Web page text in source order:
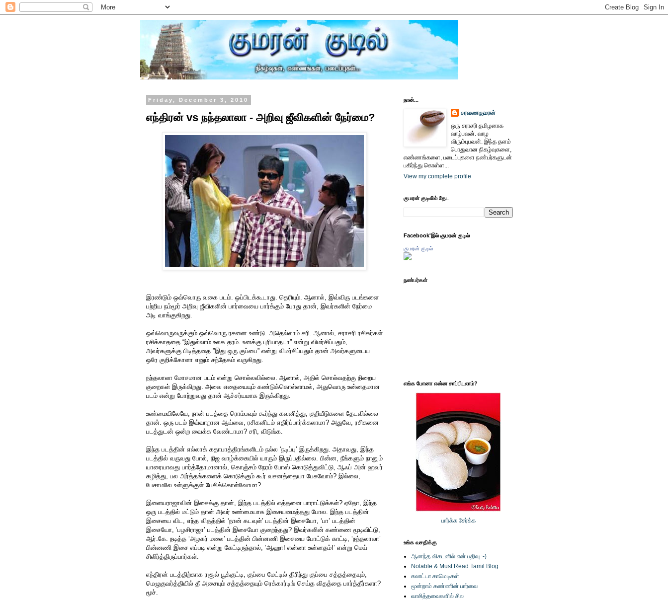
Friday, December 3, 2010
எந்திரன் vs நந்தலாலா - அறிவு ஜீவிகளின் நேர்மை?
இரண்டும் ஒவ்வொரு வகை படம். ஒப்பிடக்கூடாது. தெரியும். ஆனால், இவ்விரு படங்களை
பற்றிய நம்மூர் அறிவு ஜீவிகளின் பார்வையை பார்க்கும் போது தான், இவர்களின் நேர்மை
அடி வாங்குகிறது.
ஒவ்வொருவருக்கும் ஒவ்வொரு ரசனை உண்டு. அதெல்லாம் சரி. ஆனால், சராசரி ரசிகர்கள்
ரசிக்காததை “இதுல்லாம் உலக தரம். உனக்கு புரியாதடா” என்று விமர்சிப்பதும்,
அவர்களுக்கு பிடித்ததை ”இது ஒரு குப்பை” என்று விமர்சிப்பதும் தான் அவர்களுடைய
ஒரே குறிக்கோளா எனும் சந்தேகம் வருகிறது.
நந்தலாலா மோசமான படம் என்று சொல்லவில்லை. ஆனால், அதில் சொல்வதற்கு நிறைய
குறைகள் இருக்கிறது. அவை எதையையும் கண்டுக்கொள்ளாமல், அதுவொரு உன்னதமான
படம் என்று போற்றுவது தான் ஆச்சர்யமாக இருக்கிறது.
உண்மையிலேயே, நான் படத்தை ரொம்பவும் கூர்ந்து கவனித்து, குறியீடுகளை தேடவில்லை
தான். ஒரு படம் இவ்வாறான ஆய்வை, ரசிகனிடம் எதிர்ப்பார்க்கலாமா? அதுவே, ரசிகனை
படத்துடன் ஒன்ற வைக்க வேண்டாமா? சரி, விடுங்க.
இந்த படத்தின் எல்லாக் கதாபாத்திரங்களிடம் நல்ல ‘நடிப்பு’ இருக்கிறது. அதாவது, இந்த
படத்தில் வருவது போல், நிஜ வாழ்க்கையில் யாரும் இருப்பதில்லை. பின்ன, நீங்களும் நானும்
யாரையாவது பார்த்தோமானால், கொஞ்சம் நேரம் போஸ் கொடுத்துவிட்டு, ஆஃப் அன் ஹவர்
கழித்து, பல அர்த்தங்களைக் கொடுக்கும் கூர் வசனத்தையா பேசுவோம்? இல்லை,
பேசாமலே உள்ளுக்குள் பேசிக்கொள்வோமா?
இளையராஜாவின் இசைக்கு தான், இந்த படத்தில் எத்தனை பாராட்டுக்கள்? ஏதோ, இந்த
ஒரு படத்தில் மட்டும் தான் அவர் உண்மையாக இசையமைத்தது போல. இந்த படத்தின்
இசையை விட, எந்த விதத்தில் ‘நான் கடவுள்’ படத்தின் இசையோ, ‘பா’ படத்தின்
இசையோ, ‘பழசிராஜா’ படத்தின் இசையோ குறைந்தது? இவர்களின் கண்ணை மூடிவிட்டு,
ஆர்.கே. நடித்த ‘அழகர் மலை’ படத்தின் பின்னணி இசையை போட்டுக் காட்டி, ‘நந்தலாலா’
பின்னணி இசை எப்படி என்று கேட்டிருந்தால், ‘ஆஹா! என்னா உன்னதம்!’ என்று மெய்
சிலிர்த்திருப்பார்கள்.
எந்திரன் படத்திற்காக ரசூல் பூக்குட்டி, குப்பை மேட்டில் திரிந்து குப்பை சத்தத்தையும்,
மெழுகுவர்த்தியில் தீ அசையும் சத்தத்தையும் ரெக்கார்டிங் செய்த விதத்தை பார்த்தீர்களா?
மூச்.
நான்...
சரவணகுமரன்
ஒரு சராசரி தமிழனாக
வாழ்பவன். வாழ
விரும்புபவன். இந்த தளம்
பொதுவான நிகழ்வுகளை,
எண்ணங்களை, படைப்புகளை நண்பர்களுடன்
பகிர்ந்து கொள்ள...
View my complete profile
குமரன் குடிலில் தேட
Facebook'இல் குமரன் குடில்
குமரன் குடில்
நண்பர்கள்
எங்க போனா என்ன சாப்பிடலாம்?
பார்க்க சேர்க்க
உங்க வசதிக்கு
ஆனந்த விகடனில் என் பதிவு :-)
Notable & Must Read Tamil Blog
கலாட்டா காமெடிகள்
மூன்றாம் கண்ணின் பார்வை
வாசித்தவைகளில் சில